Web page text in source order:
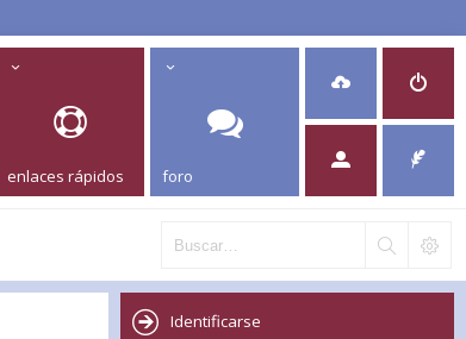
enlaces rápidos foro
Identificarse